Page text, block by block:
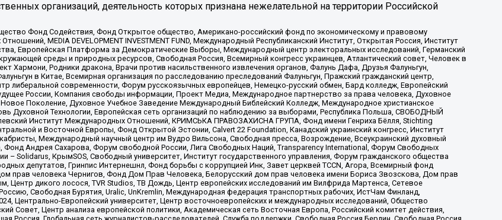
организаций, деятельность которых признана нежелательной на территории Российской
Фонд Содействия, Фонд Открытое общество, Американо-российский фонд по экономическому и правовому
MEDIA DEVELOPMENT INVESTMENT FUND, Международный Республиканский Институт, Открытая Россия, Институт
Европейская Платформа за Демократические Выборы, Международный центр электоральных исследований, Германский
среды и природных ресурсов, Свободная Россия, Всемирный конгресс украинцев, Атлантический совет, Человек в
Родники дракона, Врачи против насильственного извлечения органов, Фалунь Дафа, Друзья Фалуньгун,
в Китае, Всемирная организация по расследованию преследований Фалуньгун, Пражский гражданский центр,
либеральной современности, Форум русскоязычных европейцев, Немецко-русский обмен, Бард колледж, Европейский
России, Компания свободы информации, Проект Медиа, Международное партнерство за права человека, Духовное
Поколение, Духовное Учебное Заведение Международный Библейский Колледж, Международное христианское
Духовной Технологии, Европейская сеть организаций по наблюдению за выборами, Республика Польша, СВОБОДНЫЙ
Институт Международных Отношений, КРИМСЬКА ПРАВОЗАХИСНА ГРУПА, Фонд имени Генриха Бёлля, Stichting
и Восточной Европы, Фонд Открытой Эстонии, Calvert 22 Foundation, Канадский украинский конгресс, Институт
Международный научный центр им Вудро Вильсона, Свободная пресса, Возрождение, Всеукраинский духовный
Андрея Сахарова, Форум свободной России, Лига Свободных Наций, Transparеncy International, Форум Свободных
Solidarus, КрымSOS, Свободный университет, Институт государственного управления, Форум гражданского общества
депутатов, Гринпис Интернешнл, Фонд борьбы с коррупцией Инк, Завет церквей TCCN, Агора, Всемирный фонд
прав человека Чернигов, Фонд Дом Прав Человека, Белорусский дом прав человека имени Бориса Звозскова, Дом прав
Центр дикого лосося, TVR Studios, ТВ Дождь, Центр европейских исследований им Вилфрида Мартенса, Сетевое
Свободная Бурятия, Uralic, UnKremlin, Международная федерация транспортных рабочих, ИстЧам Финланд,
Центрально-Европейский университет, Центр восточноевропейских и международных исследований, Общество
Совет, Центр анализа европейской политики, Академическая сеть Восточная Европа, Российский комитет действия,